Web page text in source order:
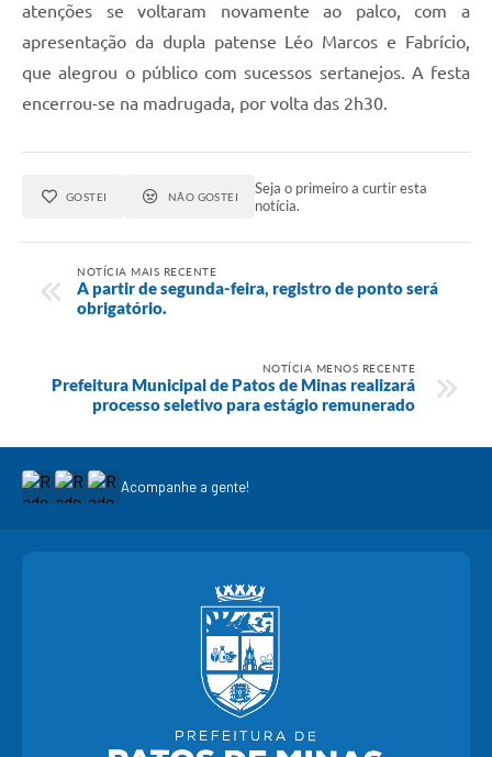
atenções se voltaram novamente ao palco, com a
apresentação da dupla patense Léo Marcos e Fabrício,
que alegrou o público com sucessos sertanejos. A festa
encerrou-se na madrugada, por volta das 2h30.
GOSTEI NÃO GOSTEI
Seja o primeiro a curtir esta
notícia.
NOTÍCIA MAIS RECENTE
A partir de segunda-feira, registro de ponto será
obrigatório.
NOTÍCIA MENOS RECENTE
Prefeitura Municipal de Patos de Minas realizará
processo seletivo para estágio remunerado
Acompanhe a gente!